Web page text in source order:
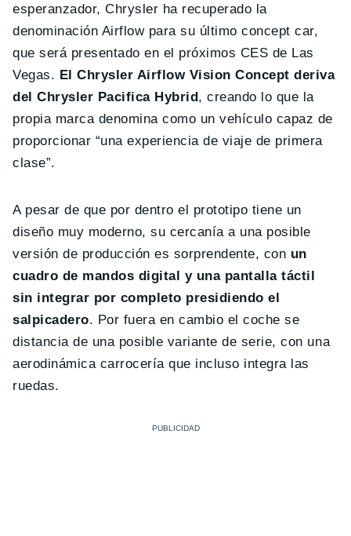
esperanzador, Chrysler ha recuperado la
denominación Airflow para su último concept car,
que será presentado en el próximos CES de Las
Vegas. El Chrysler Airflow Vision Concept deriva
del Chrysler Pacifica Hybrid , creando lo que la
propia marca denomina como un vehículo capaz de
proporcionar “una experiencia de viaje de primera
clase”.
A pesar de que por dentro el prototipo tiene un
diseño muy moderno, su cercanía a una posible
versión de producción es sorprendente, con un
cuadro de mandos digital y una pantalla táctil
sin integrar por completo presidiendo el
salpicadero. Por fuera en cambio el coche se
distancia de una posible variante de serie, con una
aerodinámica carrocería que incluso integra las
ruedas.